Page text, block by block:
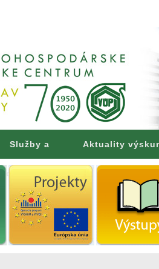
Služby a
poradenstvo
Aktuality